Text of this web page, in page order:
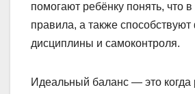
помогают ребёнку понять, что
правила, а также
дисциплины и самоконтроля.
Идеальный баланс — это когда